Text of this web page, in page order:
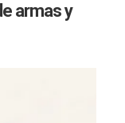
armas y